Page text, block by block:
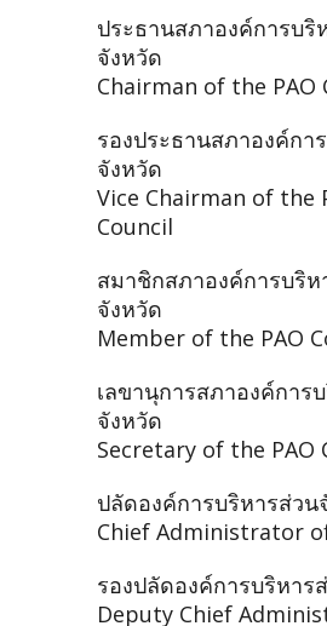
ประธานสภาองค์การบริ
จังหวัด
Chairman of the PAO
รองประธานสภาองค์กา
จังหวัด
Vice Chairman of the
Council
สมาชิกสภาองค์การบริห
จังหวัด
Member of the PAO
เลขานุการสภาองค์การ
จังหวัด
Secretary of the PAO
ปลัดองค์การบริหารส่วน
Chief Administrator
รองปลัดองค์การบริหาร
Deputy Chief